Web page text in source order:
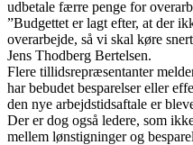
udbetale færre penge for
”Budgettet er lagt efter, at der
overarbejde, så vi skal køre
Jens Thodberg Bertelsen.
Flere tillidsrepræsentanter
har bebudet besparelser eller
den nye arbejdstidsaftale er
Der er dog også ledere, som
mellem lønstigninger og